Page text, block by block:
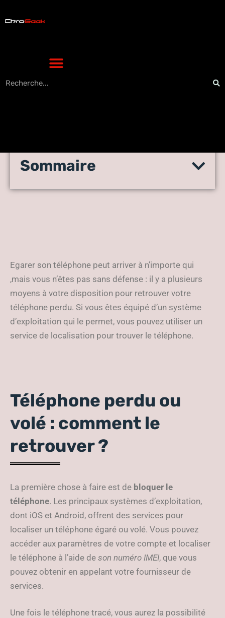
téléphone perdu
Sommaire
Egarer son téléphone peut arriver à n’importe qui
,mais vous n’êtes pas sans défense : il y a plusieurs
moyens à votre disposition pour retrouver votre
téléphone perdu. Si vous êtes équipé d’un système
d’exploitation qui le permet, vous pouvez utiliser un
service de localisation pour trouver le téléphone.
Téléphone perdu ou
volé : comment le
retrouver ?
La première chose à faire est de bloquer le
téléphone. Les principaux systèmes d’exploitation,
dont iOS et Android, offrent des services pour
localiser un téléphone égaré ou volé. Vous pouvez
accéder aux paramètres de votre compte et localiser
le téléphone à l’aide de son numéro IMEI, que vous
pouvez obtenir en appelant votre fournisseur de
services.
Une fois le téléphone tracé, vous aurez la possibilité